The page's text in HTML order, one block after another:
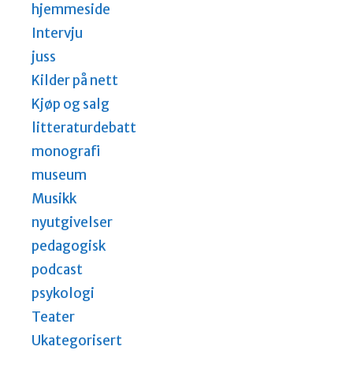
hjemmeside
Intervju
juss
Kilder på nett
Kjøp og salg
litteraturdebatt
monografi
museum
Musikk
nyutgivelser
pedagogisk
podcast
psykologi
Teater
Ukategorisert